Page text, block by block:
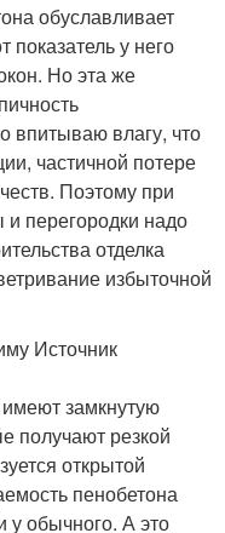
обуславливает
у него
Но эта же
впитываю влагу, что
частичной потере
Поэтому при
и перегородки надо
отделка
избыточной
Источник
замкнутую
получают резкой
открытой
пенобетона
у обычного. А это